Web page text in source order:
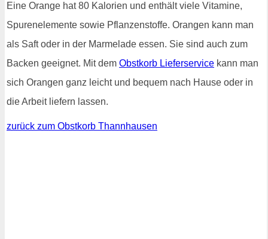
Eine Orange hat 80 Kalorien und enthält viele Vitamine,
Spurenelemente sowie Pflanzenstoffe. Orangen kann man
als Saft oder in der Marmelade essen. Sie sind auch zum
Backen geeignet. Mit dem Obstkorb Lieferservice kann man
sich Orangen ganz leicht und bequem nach Hause oder in
die Arbeit liefern lassen.
zurück zum Obstkorb Thannhausen